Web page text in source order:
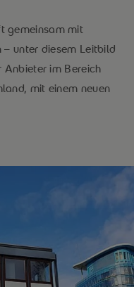
gemeinsam mit
– unter diesem Leitbild
Anbieter im Bereich
mit einem neuen